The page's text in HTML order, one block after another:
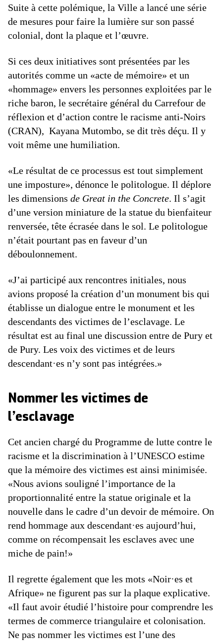
Suite à cette polémique, la Ville a lancé une série
de mesures pour faire la lumière sur son passé
colonial, dont la plaque et l’œuvre.
Si ces deux initiatives sont présentées par les
autorités comme un «acte de mémoire» et un
«hommage» envers les personnes exploitées par le
riche baron, le secrétaire général du Carrefour de
réflexion et d’action contre le racisme anti-Noirs
(CRAN), Kayana Mutombo, se dit très déçu. Il y
voit même une humiliation.
«Le résultat de ce processus est tout simplement
une imposture», dénonce le politologue. Il déplore
les dimensions de Great in the Concrete. Il s’agit
d’une version miniature de la statue du bienfaiteur
renversée, tête écrasée dans le sol. Le politologue
n’était pourtant pas en faveur d’un
déboulonnement.
«J’ai participé aux rencontres initiales, nous
avions proposé la création d’un monument bis qui
établisse un dialogue entre le monument et les
descendants des victimes de l’esclavage. Le
résultat est au final une discussion entre de Pury et
de Pury. Les voix des victimes et de leurs
descendant·es n’y sont pas intégrées.»
Nommer les victimes de
l’esclavage
Cet ancien chargé du Programme de lutte contre le
racisme et la discrimination à l’UNESCO estime
que la mémoire des victimes est ainsi minimisée.
«Nous avions souligné l’importance de la
proportionnalité entre la statue originale et la
nouvelle dans le cadre d’un devoir de mémoire. On
rend hommage aux descendant·es aujourd’hui,
comme on récompensait les esclaves avec une
miche de pain!»
Il regrette également que les mots «Noir·es et
Afrique» ne figurent pas sur la plaque explicative.
«Il faut avoir étudié l’histoire pour comprendre les
termes de commerce triangulaire et colonisation.
Ne pas nommer les victimes est l’une des